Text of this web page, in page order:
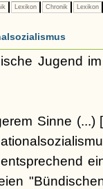
Lexikon Chronik Lexikon
Jugend
Sinne (...)